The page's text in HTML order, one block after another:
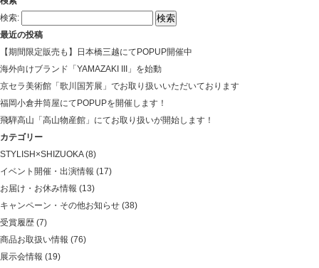
検索:
最近の投稿
【期間限定販売も】日本橋三越にてPOPUP開催中
海外向けブランド「YAMAZAKI III」を始動
京セラ美術館「歌川国芳展」でお取り扱いいただいております
福岡小倉井筒屋にてPOPUPを開催します！
飛騨高山「高山物産館」にてお取り扱いが開始します！
カテゴリー
STYLISH×SHIZUOKA(8)
イベント開催・出演情報 (17)
お届け・お休み情報 (13)
キャンペーン・その他お知らせ (38)
受賞履歴 (7)
商品お取扱い情報 (76)
展示会情報 (19)